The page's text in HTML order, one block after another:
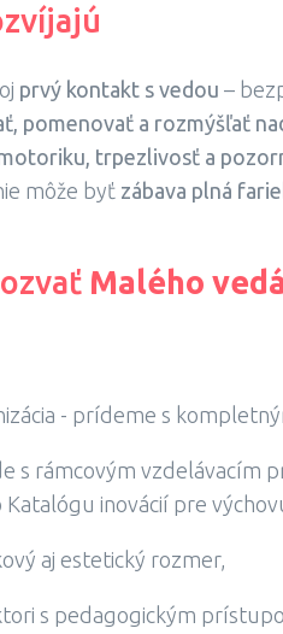
prvý kontakt s vedou –
pomenovať a rozmýšľať
trpezlivosť a
môže byť zábava plná
Malého
- prídeme s
s rámcovým vzdelávacím
Katalógu inovácií pre
aj estetický rozmer,
s pedagogickým